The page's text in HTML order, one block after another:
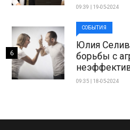
09:39 | 19-05-2024
СОБЫТИЯ
Юлия
борьбы с
09:35 | 18-05-2024
6